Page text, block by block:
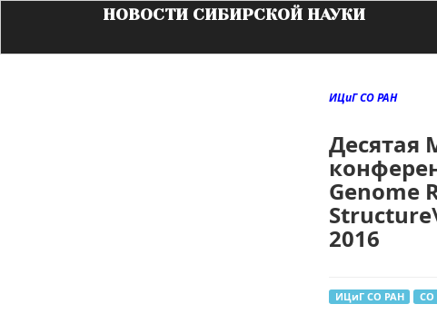
НОВОСТИ СИБИРСКОЙ НАУКИ
ИЦиГ СО РАН
Десятая
Genome
2016
ИЦиГ СО РАН СО